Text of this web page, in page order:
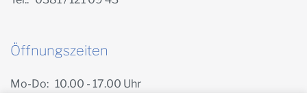
Öffnungszeiten
Mo-Do: 10.00 - 17.00 Uhr